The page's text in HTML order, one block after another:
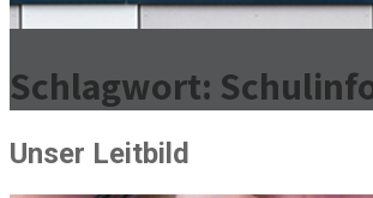
Schlagwort:
Unser Leitbild